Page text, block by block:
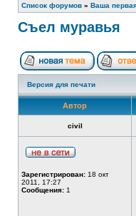
Список форумов » Ваша
Съел муравья
Версия для печати
Автор
civil
Зарегистрирован: 18 окт
2011, 17:27
Сообщения: 1